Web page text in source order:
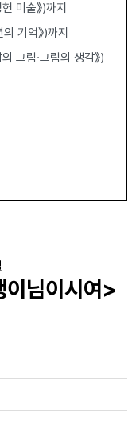
미술》)까지
기억》)까지
그림·그림의 생각》)
이님이시여>